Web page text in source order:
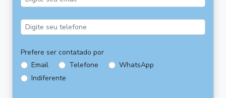
Prefere ser contatado por
Email
Telefone
WhatsApp
Indiferente